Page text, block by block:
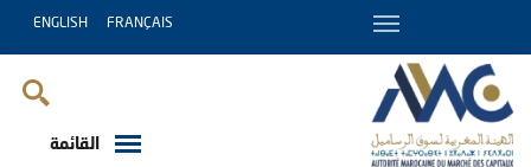
FRANÇAIS
ENGLISH
القائمة